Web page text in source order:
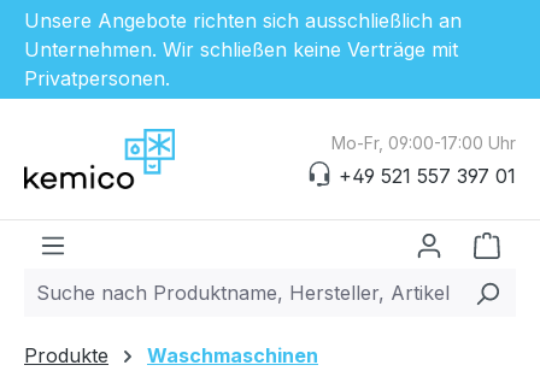
Unsere Angebote richten sich ausschließlich an
Unternehmen. Wir schließen keine Verträge mit
Privatpersonen.
Zum Hauptinhalt springen
Mo-Fr, 09:00-17:00 Uhr
+49 521 557 397 01
Produkte Waschmaschinen